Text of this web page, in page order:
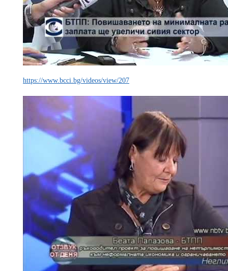
https://www.bcci.bg/videos/view/207